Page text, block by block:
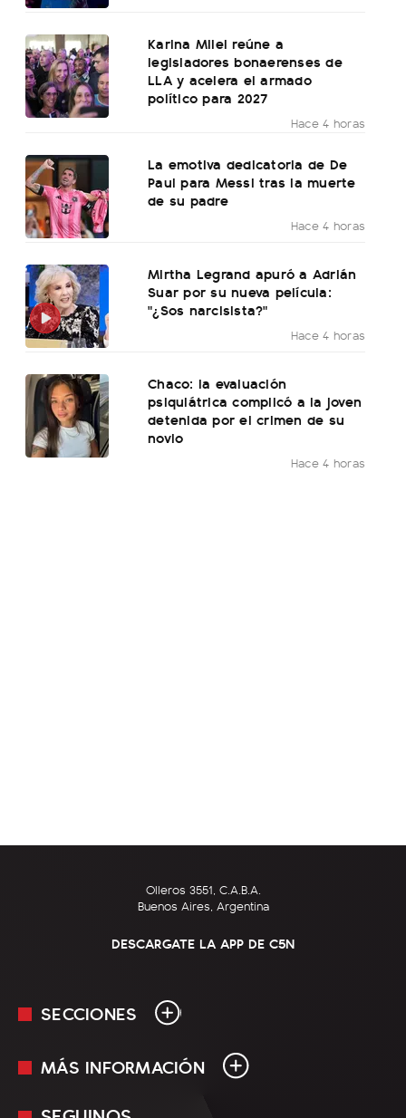
Karina Milei reúne a
legisladores bonaerenses de
LLA y acelera el armado
político para 2027
Hace 4 horas
La emotiva dedicatoria de De
Paul para Messi tras la muerte
de su padre
Hace 4 horas
Mirtha Legrand apuró a Adrián
Suar por su nueva película:
"¿Sos narcisista?"
Hace 4 horas
Chaco: la evaluación
psiquiátrica complicó a la joven
detenida por el crimen de su
novio
Hace 4 horas
Olleros 3551, C.A.B.A.
Buenos Aires, Argentina
DESCARGATE LA APP DE C5N
SECCIONES
En Vivo
MÁS INFORMACIÓN